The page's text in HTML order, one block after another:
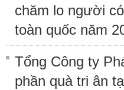
chăm lo người
toàn quốc năm
Tổng Công ty
phần quà tri ân